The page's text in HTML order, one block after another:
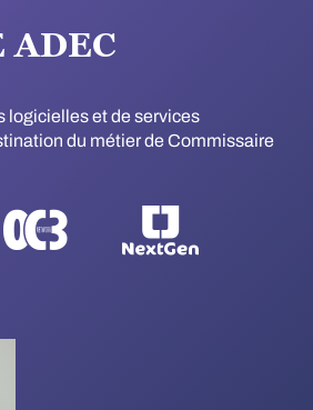
ADEC
logicielles et de services
du métier de Commissaire